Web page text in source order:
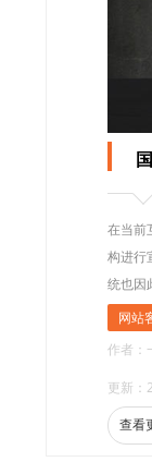
在当前
构进行
统也因
意度的
网站
作者：
更新：
查看